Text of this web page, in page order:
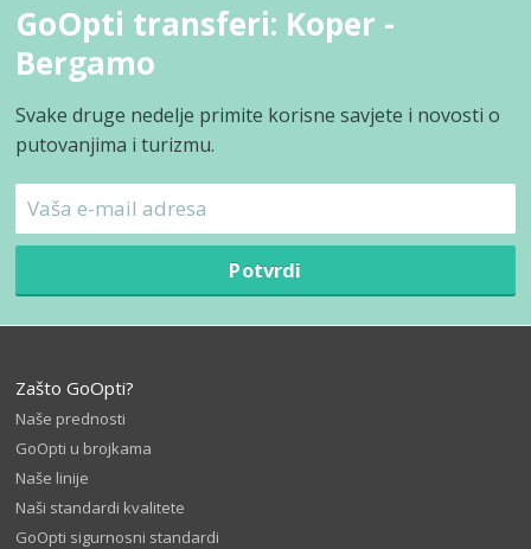
GoOpti transferi: Koper -
Bergamo
Svake druge nedelje primite korisne savjete i novosti o
putovanjima i turizmu.
Potvrdi
Zašto GoOpti?
Naše prednosti
GoOpti u brojkama
Naše linije
Naši standardi kvalitete
GoOpti sigurnosni standardi